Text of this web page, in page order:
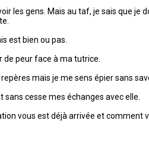
les gens. Mais au taf, je sais que
est bien ou pas.
peur face à ma tutrice.
mais je me sens épier sans
cesse mes échanges avec elle.
vous est déjà arrivée et comment